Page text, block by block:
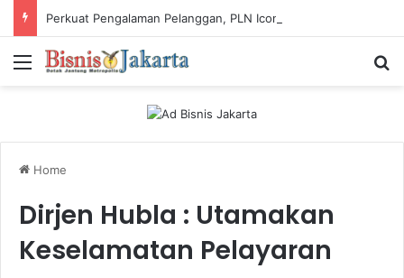
Menu
Home
Dirjen Hubla : Utamakan
Keselamatan Pelayaran